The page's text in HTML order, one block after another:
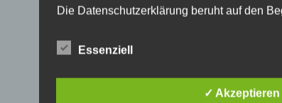
Die Datenschutzerklärung beruht auf den
Datenschutz-Grundverordnung (DS-GVO)
Datenschutzerklärung soll sowohl für die
dies zu gewährleisten, möchten wir vorab
Essenziell
✓ Akzeptieren